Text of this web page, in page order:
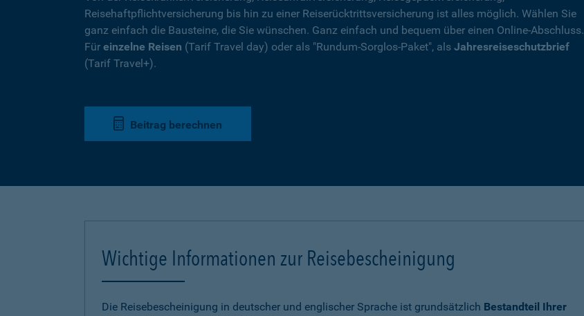
Reisehaftpflichtversicherung bis hin zu einer Reiserücktrittsversicherung ist alles möglich. Wählen Sie
ganz einfach die Bausteine, die Sie wünschen. Ganz einfach und bequem über einen Online-Abschluss.
Für einzelne Reisen (Tarif Travel day) oder als "Rundum-Sorglos-Paket", als Jahresreiseschutzbrief
(Tarif Travel+).
Beitrag berechnen
Wichtige Informationen zur Reisebescheinigung
Die Reisebescheinigung in deutscher und englischer Sprache ist grundsätzlich Bestandteil Ihrer